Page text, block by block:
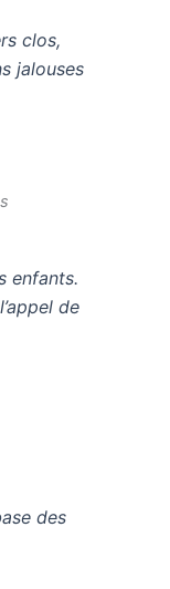
clos,
jalouses
enfants.
de
des